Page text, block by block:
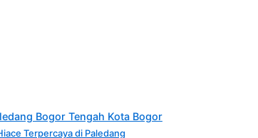
Bogor Tengah Kota Bogor
Terpercaya di Paledang